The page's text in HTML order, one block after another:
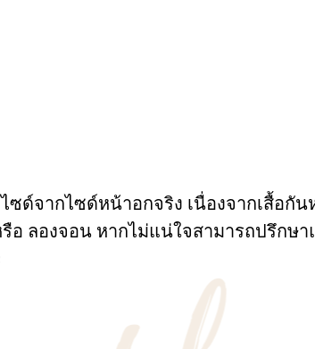
ซด์จากไซด์หน้าอกจริง เนื่องจากเสื้อกั
อ ลองจอน หากไม่แน่ใจสามารถปรึก